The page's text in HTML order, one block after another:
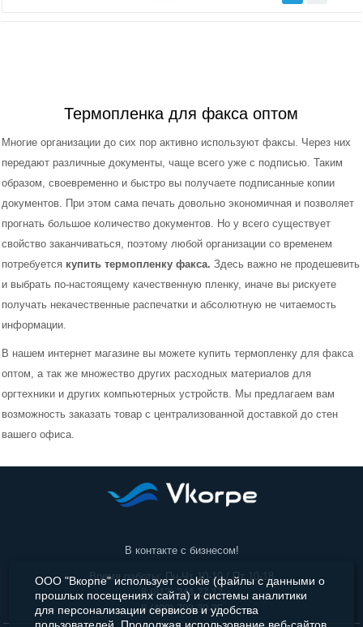
Термопленка для факса оптом
Многие организации до сих пор активно используют факсы. Через них
передают различные документы, чаще всего уже с подписью. Таким
образом, своевременно и быстро вы получаете подписанные копии
документов. При этом сама печать довольно экономичная и позволяет
прогнать большое количество документов. Но у всего существует
свойство заканчиваться, поэтому любой организации со временем
потребуется купить термопленку факса. Здесь важно не продешевить
и выбрать по-настоящему качественную пленку, иначе вы рискуете
получать некачественные распечатки и абсолютную не читаемость
информации.
В нашем интернет магазине вы можете купить термопленку для факса
оптом, а так же множество других расходных материалов для
оргтехники и других компьютерных устройств. Мы предлагаем вам
возможность заказать товар с централизованной доставкой до стен
вашего офиса.
В контакте с бизнесом!
Время работы: Пн-Чт 10-19 / Пт 10-18
8 (812) 244-27-17
8 (499) 703-30-35
Для копиров
Для факсов
Для ламинаторов
Для переплетчиков
Оптические Носители Информации
Материалы для заправки
Чистящие средства
ООО "Вкорпе" использует cookie (файлы с данными о
прошлых посещениях сайта) и системы аналитики
для персонализации сервисов и удобства